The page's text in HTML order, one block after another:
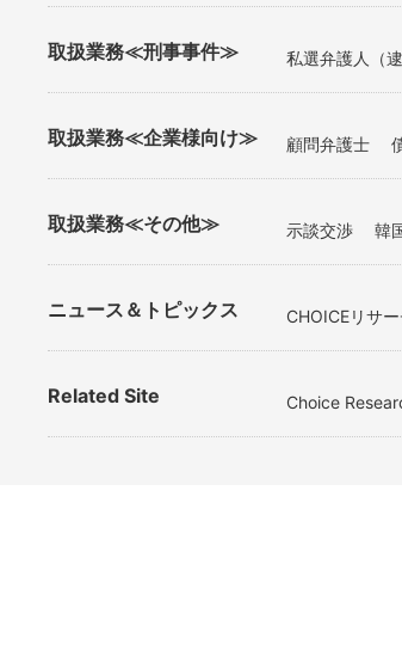
取扱業務≪刑事事件≫ 私選弁護人（
取扱業務≪企業様向け≫ 顧問弁護士
取扱業務≪その他≫ 示談交渉 韓
ニュース＆トピックス CHOICEリサ
Related Site Choice